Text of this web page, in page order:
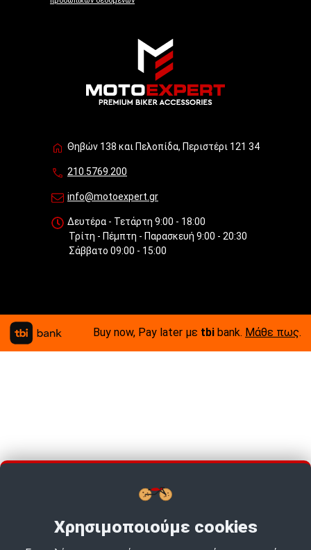
Θηβών 138 και Πελοπίδα, Περιστέρι 121 34
210.5769.200
info@motoexpert.gr
Δευτέρα - Τετάρτη 9:00 - 18:00
Τρίτη - Πέμπτη - Παρασκευή 9:00 - 20:30
Σάββατο 09:00 - 15:00
Buy now, Pay later με tbi bank. Μάθε πως.
Χρησιμοποιούμε cookies